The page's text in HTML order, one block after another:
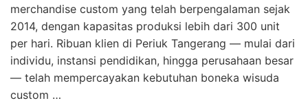
merchandise custom yang telah berpengalaman sejak
2014, dengan kapasitas produksi lebih dari 300 unit
per hari. Ribuan klien di Periuk Tangerang — mulai dari
individu, instansi pendidikan, hingga perusahaan besar
— telah mempercayakan kebutuhan boneka wisuda
custom …